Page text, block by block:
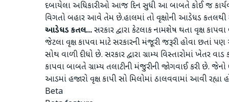
દબાયેલા અધિકારીઓ આજ દિન સુધી આ બાબતે કોઈ જ
વિગતો બહાર આવે તેમ છે.હાલમાં તો વૃક્ષોની આડેધડ
આડેધડ કતલ...સરકાર દ્વારા કેટલાક નામશેષ થતા વૃક્ષ
જેટલા વૃક્ષ કાપવા માટે સરકારની મંજૂરી જરૂરી હોવા છતાં
સોથ વાળી દીધો છે. સરકાર દ્વારા ગ્રામ્ય વિસ્તારોમાં ખેતર
કાપવા બાબતે ગ્રામ્ય તલાટીની મંજુરીની જોગવાઈ કરી છે.
આડમાં હજારો વૃક્ષ કાપી સો મિલોમાં ઠાલવવામાં આવી રહ્યા
Beta